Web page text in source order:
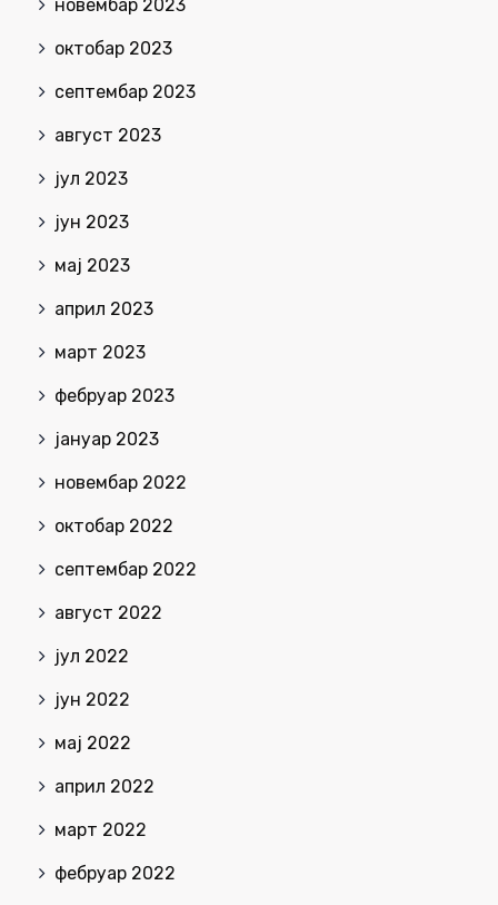
новембар 2023
октобар 2023
септембар 2023
август 2023
јул 2023
јун 2023
мај 2023
април 2023
март 2023
фебруар 2023
јануар 2023
новембар 2022
октобар 2022
септембар 2022
август 2022
јул 2022
јун 2022
мај 2022
април 2022
март 2022
фебруар 2022